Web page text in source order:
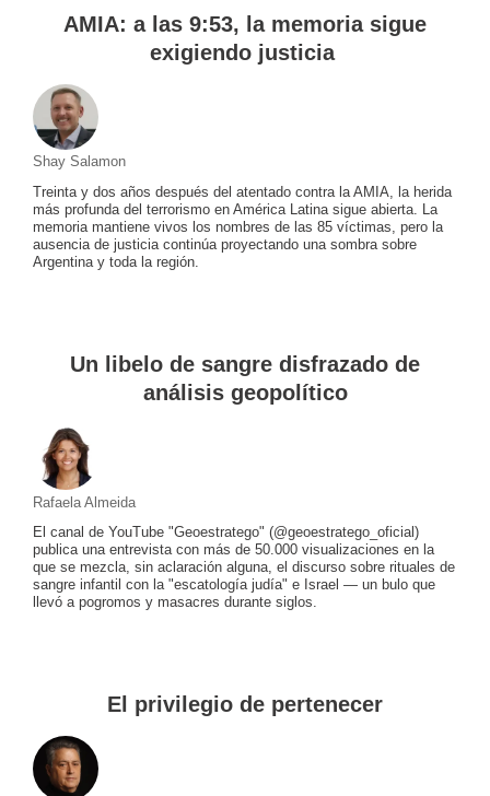
AMIA: a las 9:53, la memoria sigue
exigiendo justicia
Shay Salamon
Treinta y dos años después del atentado contra la AMIA, la herida
más profunda del terrorismo en América Latina sigue abierta. La
memoria mantiene vivos los nombres de las 85 víctimas, pero la
ausencia de justicia continúa proyectando una sombra sobre
Argentina y toda la región.
Un libelo de sangre disfrazado de
análisis geopolítico
Rafaela Almeida
El canal de YouTube "Geoestratego" (@geoestratego_oficial)
publica una entrevista con más de 50.000 visualizaciones en la
que se mezcla, sin aclaración alguna, el discurso sobre rituales de
sangre infantil con la "escatología judía" e Israel — un bulo que
llevó a pogromos y masacres durante siglos.
El privilegio de pertenecer